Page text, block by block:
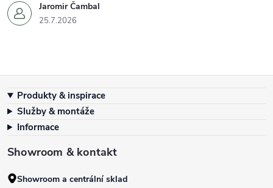
Jaromir Čambal
25.7.2026
Produkty & inspirace
Služby & montáže
Informace
Showroom & kontakt
Showroom a centrální sklad